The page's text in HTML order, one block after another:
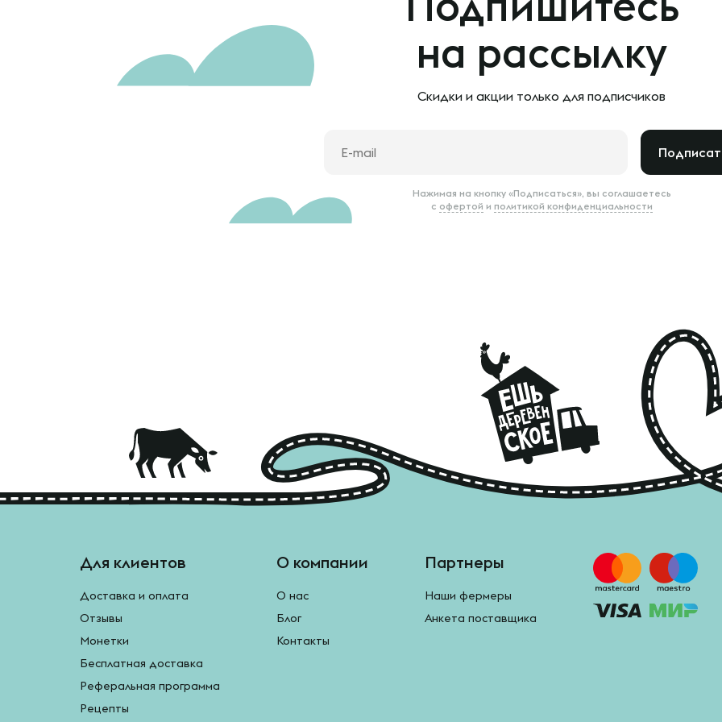
на рассылку
Скидки и акции только для подписчиков
Нажимая на кнопку «Подписаться», вы соглашаетесь
с офертой и политикой конфиденциальности
Для клиентов
Доставка и оплата
Отзывы
Монетки
Бесплатная доставка
Реферальная программа
Рецепты
О компании
О нас
Блог
Контакты
Партнеры
Наши фермеры
Анкета поставщика